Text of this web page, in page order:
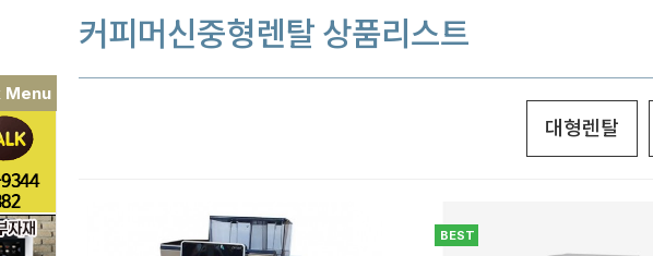
블랜딩
원두커피
Menu
커피머신중형렌탈 상품리스트
대형렌탈
BEST